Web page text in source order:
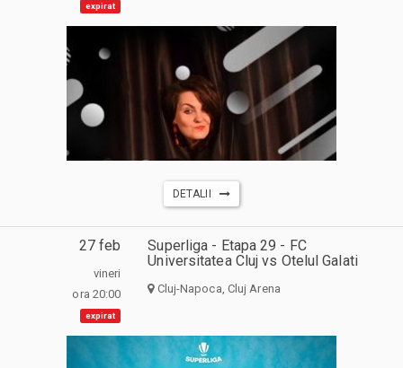
expirat
DETALII
27 feb
vineri
ora 20:00
expirat
Superliga - Etapa 29 - FC
Universitatea Cluj vs Otelul Galati
Cluj-Napoca, Cluj Arena